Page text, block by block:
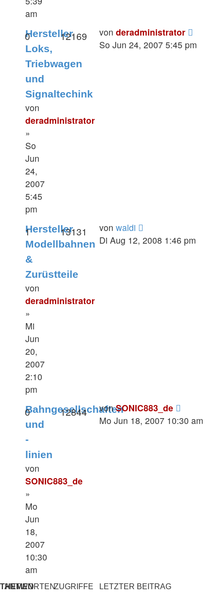
am
Hersteller
Loks,
Triebwagen
und
Signaltechink
von
deradministrator
»
So
Jun
24,
2007
5:45
pm
0 12169 von deradministrator
So Jun 24, 2007 5:45 pm
Hersteller
Modellbahnen
&
Zurüstteile
von
deradministrator
»
Mi
Jun
20,
2007
2:10
pm
1 13131 von waldi
Di Aug 12, 2008 1:46 pm
Bahngesellschaften
und
-
linien
von
SONIC883_de
»
Mo
Jun
18,
2007
10:30
am
0 12844 vonSONIC883_de
Mo Jun 18, 2007 10:30 am
THEMEN
ANTWORTENZUGRIFFE LETZTER BEITRAG